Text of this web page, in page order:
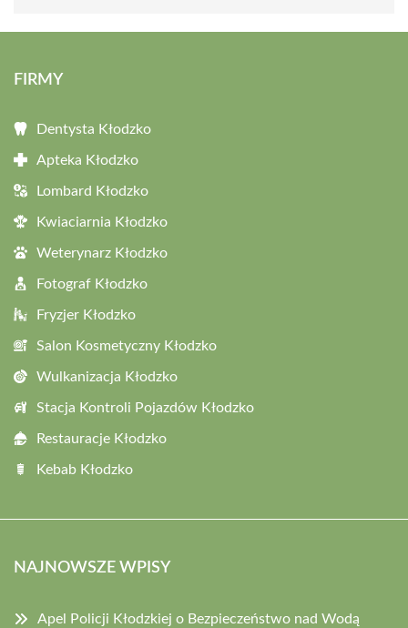
FIRMY
Dentysta Kłodzko
Apteka Kłodzko
Lombard Kłodzko
Kwiaciarnia Kłodzko
Weterynarz Kłodzko
Fotograf Kłodzko
Fryzjer Kłodzko
Salon Kosmetyczny Kłodzko
Wulkanizacja Kłodzko
Stacja Kontroli Pojazdów Kłodzko
Restauracje Kłodzko
Kebab Kłodzko
NAJNOWSZE WPISY
Apel Policji Kłodzkiej o Bezpieczeństwo nad Wodą